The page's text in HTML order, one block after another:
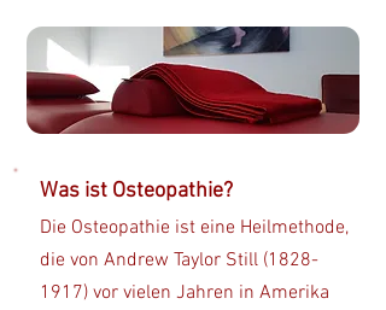
Was ist Osteopathie?
​Die Osteopathie ist eine Heilmethode,
die von Andrew Taylor Still (1828-
1917) vor vielen Jahren in Amerika